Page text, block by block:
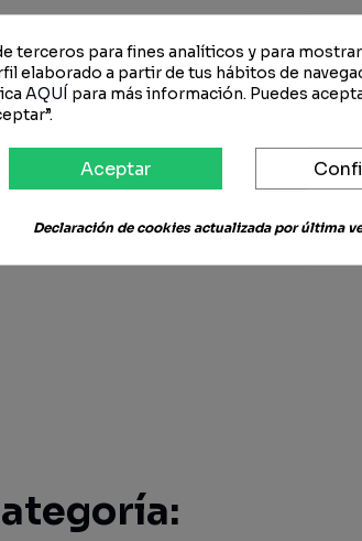
terceros para fines analíticos y para
elaborado a partir de tus hábitos de
AQUÍ para más información. Puedes
Aceptar
Declaración de cookies actualizada por última